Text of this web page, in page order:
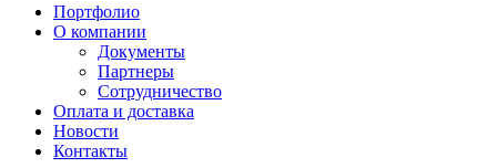
Портфолио
О компании
Документы
Партнеры
Сотрудничество
Оплата и доставка
Новости
Контакты